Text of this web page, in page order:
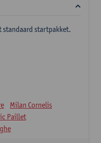
standaard startpakket.
Milan Cornelis
Paillet